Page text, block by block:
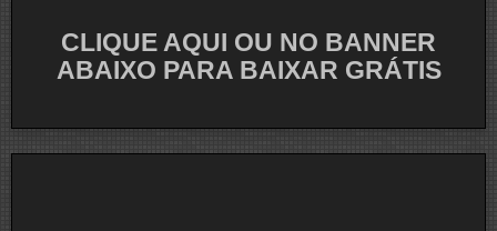
CLIQUE AQUI OU NO BANNER
ABAIXO PARA BAIXAR GRÁTIS